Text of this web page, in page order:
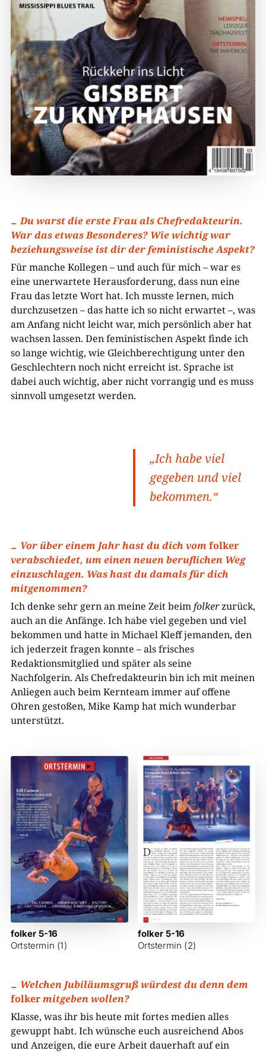
Du warst die erste Frau als Chefredakteurin.
War das etwas Besonderes? Wie wichtig war
beziehungsweise ist dir der feministische Aspekt?
Für manche Kollegen – und auch für mich – war es
eine unerwartete Herausforderung, dass nun eine
Frau das letzte Wort hat. Ich musste lernen, mich
durchzusetzen – das hatte ich so nicht erwartet –, was
am Anfang nicht leicht war, mich persönlich aber hat
wachsen lassen. Den feministischen Aspekt finde ich
so lange wichtig, wie Gleichberechtigung unter den
Geschlechtern noch nicht erreicht ist. Sprache ist
dabei auch wichtig, aber nicht vorrangig und es muss
sinnvoll umgesetzt werden.
„Ich habe viel
gegeben und viel
bekommen.“
Vor über einem Jahr hast du dich vom folker
verabschiedet, um einen neuen beruflichen Weg
einzuschlagen. Was hast du damals für dich
mitgenommen?
Ich denke sehr gern an meine Zeit beimfolkerzurück,
auch an die Anfänge. Ich habe viel gegeben und viel
bekommen und hatte in Michael Kleff jemanden, den
ich jederzeit fragen konnte – als frisches
Redaktionsmitglied und später als seine
Nachfolgerin. Als Chefredakteurin bin ich mit meinen
Anliegen auch beim Kernteam immer auf offene
Ohren gestoßen, Mike Kamp hat mich wunderbar
unterstützt.
folker 5-16
Ortstermin (1)
folker 5-16
Ortstermin (2)
Welchen Jubiläumsgruß würdest du denn dem
folkermitgeben wollen?
Klasse, was ihr bis heute mit fortes medien alles
gewuppt habt. Ich wünsche euch ausreichend Abos
und Anzeigen, die eure Arbeit dauerhaft auf ein